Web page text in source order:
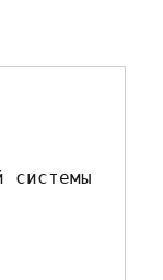
системы